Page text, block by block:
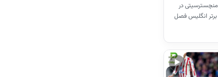
در
انگلیس فصل
▶